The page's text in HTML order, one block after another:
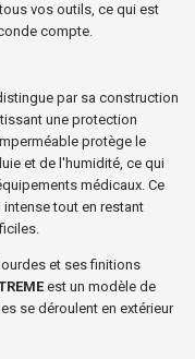
vos outils, ce qui est
compte.
par sa construction
une protection
protège le
et de l'humidité, ce qui
médicaux. Ce
tout en restant
et ses finitions
est un modèle de
se déroulent en extérieur